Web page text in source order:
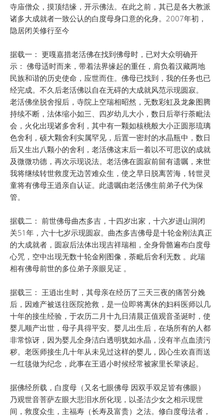
寺庙僧众，摸顶结缘，开示佛法。在此之前，其已是各大教派
诸多大成就者一致公认的白度母身口意的化身。2007年初，
隐居闭关修行至今
据载一： 更嘎嘉措老活佛在找到佛母时，已对大众明确开
示： 佛母适时而来，带着法界缘起的重任，肩负着汉藏两地
民族和谐的历史使命，应世而住。佛母已找到，我的任务也已
经完成。不久后老活佛以自在无碍的大成就风范示现圆寂。
老活佛坐脱舍报后，寺院上空瑞相昭然，无数彩虹及龙象图腾
持续不断，法体缩小如三、四岁幼儿大小，数日后举行荼毗法
会，火化出现诸多舍利，其中有一颗如核桃般大小正圆形琉璃
色舍利，硕大颗舍利实属罕见，后置一密封的水晶瓶中，数日
后又生出八颗小的舍利，老活佛这末后一着以不可思议的成就
及微微功德，再次示现说法。老活佛在圆寂前留有遗嘱，来世
我将继续转世救度无边苦难众生，使之早日脱离苦海，转世灵
童将有佛母王逍亲自认证。此遗嘱由老活佛生前弟子代为保
管。
据载二： 前世佛母曲杰多吉，十四岁出家，十六岁进山洞闭
关51年，六十七岁示现圆寂。曲杰多吉佛母是十轮金刚法真正
的大成就者，圆寂后法体出现吉祥瑞相，全身骨骼遍布白度母
心咒，空中出现无数十轮金刚图像，荼毗后舍利无数 。此瑞
相有佛母前世的多位弟子亲眼见证 。
据载三： 王逍出生时，其母亲在经历了三天三夜的痛苦分娩
后，因难产被送往医院抢救，是一位即将离休的妇科医师以几
十年的接生经验，于农历二月十九日清晨正值观音圣诞时，使
婴儿顺产出世，母子具得平安。婴儿出生后，在场所有的人都
非常惊讶，因为婴儿全身洁白透明犹如水晶，没有半点血渍污
秽。老医师接生几十年从未见过这样的婴儿，因心生欢喜而送
一红毯做为纪念，此事在王逍小时候经常被家里长辈谈起。
据佛经所载，白度母（又名七眼佛母 因双手双足皆有佛眼）
乃观世音菩萨左眼大悲泪水所化现，以圣洁少女之相示现世
间，救度众生，主福寿（长寿及富贵）之法。修白度母法者，